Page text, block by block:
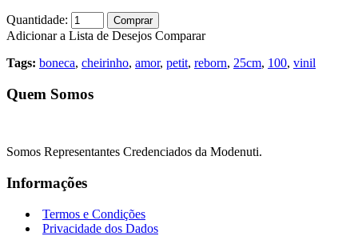
Quantidade: Comprar
Adicionar a Lista de Desejos Comparar
Tags: boneca, cheirinho, amor, petit, reborn, 25cm, 100, vinil
Quem Somos
Somos Representantes Credenciados da Modenuti.
Informações
Termos e Condições
Privacidade dos Dados